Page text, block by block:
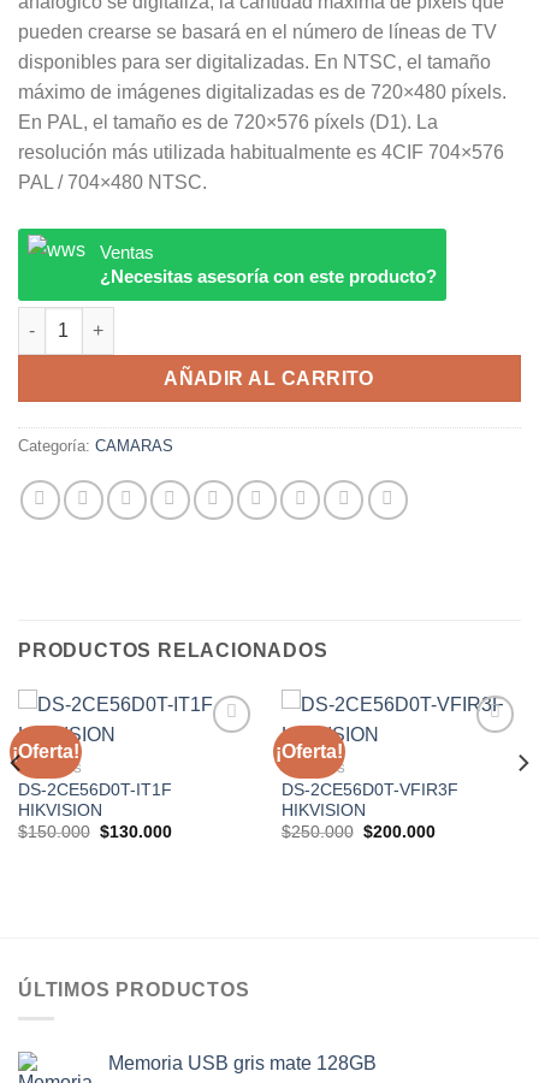
pueden crearse se basará en el número de líneas de TV
disponibles para ser digitalizadas. En NTSC, el tamaño
máximo de imágenes digitalizadas es de 720×480 píxels.
En PAL, el tamaño es de 720×576 píxels (D1). La
resolución más utilizada habitualmente es 4CIF 704×576
PAL / 704×480 NTSC.
Ventas
¿Necesitas asesoría con este producto?
THC-B320-VF HiLooK cantidad
AÑADIR AL CARRITO
Categoría: CAMARAS
PRODUCTOS RELACIONADOS
¡Oferta!
CAMARAS
DS-2CE56D0T-IT1F
HIKVISION
$150.000 El
$130.000El
¡Oferta!
CAMARAS
DS-2CE56D0T-VFIR3F
HIKVISION
$250.000 El
$200.000El
ÚLTIMOS PRODUCTOS
Memoria USB gris mate 128GB